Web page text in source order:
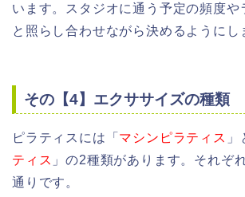
います。スタジオに通う予定の頻度や
と照らし合わせながら決めるようにし
その【4】エクササイズの種類
ピラティスには「 マシンピラティス 」
ティス 」の2種類があります。それぞ
通りです。